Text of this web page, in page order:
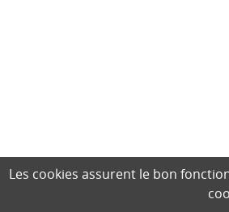
Les cookies assurent le bon